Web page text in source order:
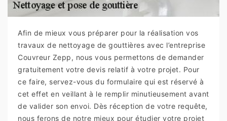
Afin de mieux vous préparer pour la réalisation vos
travaux de nettoyage de gouttières avec l’entreprise
Couvreur Zepp, nous vous permettons de demander
gratuitement votre devis relatif à votre projet. Pour
ce faire, servez-vous du formulaire qui est réservé à
cet effet en veillant à le remplir minutieusement avant
de valider son envoi. Dès réception de votre requête,
nous ferons de notre mieux pour étudier votre projet